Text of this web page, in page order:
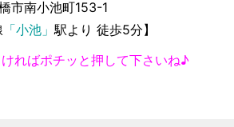
南小池町153-1
「小池」駅より 徒歩5分】
ればポチッと押して下さいね♪